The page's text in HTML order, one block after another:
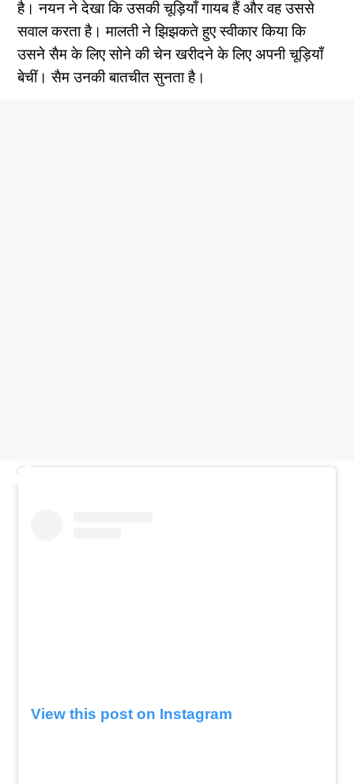
है। नयन ने देखा कि उसकी चूड़ियाँ गायब हैं और वह उससे
सवाल करता है। मालती ने झिझकते हुए स्वीकार किया कि
उसने सैम के लिए सोने की चेन खरीदने के लिए अपनी चूड़ियाँ
बेचीं। सैम उनकी बातचीत सुनता है।
View this post on Instagram